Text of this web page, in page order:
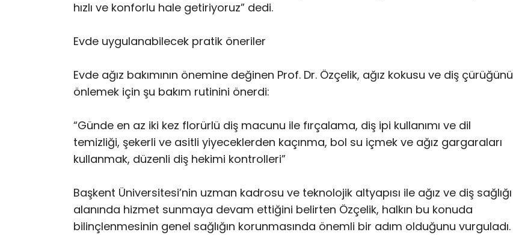
hızlı ve konforlu hale getiriyoruz” dedi.
Evde uygulanabilecek pratik öneriler
Evde ağız bakımının önemine değinen Prof. Dr. Özçelik, ağız kokusu ve diş çürüğünü
önlemek için şu bakım rutinini önerdi:
“Günde en az iki kez florürlü diş macunu ile fırçalama, diş ipi kullanımı ve dil
temizliği, şekerli ve asitli yiyeceklerden kaçınma, bol su içmek ve ağız gargaraları
kullanmak, düzenli diş hekimi kontrolleri”
Başkent Üniversitesi’nin uzman kadrosu ve teknolojik altyapısı ile ağız ve diş sağlığı
alanında hizmet sunmaya devam ettiğini belirten Özçelik, halkın bu konuda
bilinçlenmesinin genel sağlığın korunmasında önemli bir adım olduğunu vurguladı.